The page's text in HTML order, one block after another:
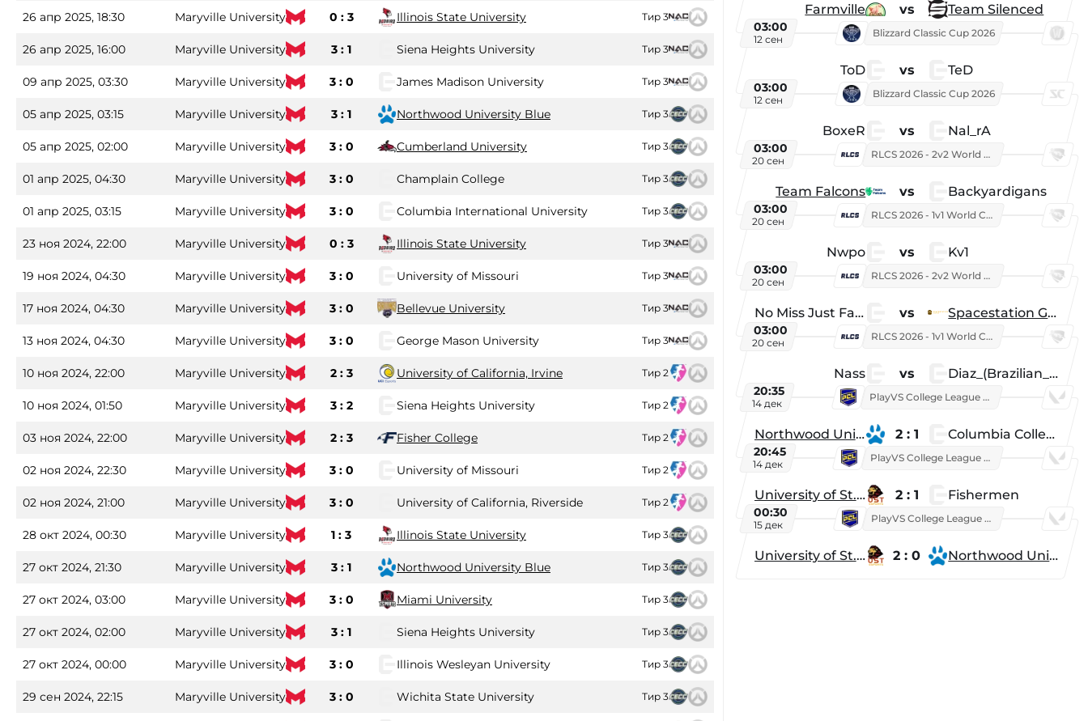
26 апр 2025, 18:30 Maryville University 0 : 3 Illinois State University Тир 3
26 апр 2025, 16:00 Maryville University 3 : 1 Siena Heights University Тир 3
09 апр 2025, 03:30 Maryville University 3 : 0 James Madison University Тир 3
05 апр 2025, 03:15 Maryville University 3 : 1 Northwood University Blue Тир 3
05 апр 2025, 02:00 Maryville University 3 : 0 Cumberland University Тир 3
01 апр 2025, 04:30 Maryville University 3 : 0 Champlain College Тир 3
01 апр 2025, 03:15 Maryville University 3 : 0 Columbia International University Тир 3
23 ноя 2024, 22:00 Maryville University 0 : 3 Illinois State University Тир 3
19 ноя 2024, 04:30 Maryville University 3 : 0 University of Missouri Тир 3
17 ноя 2024, 04:30 Maryville University 3 : 0 Bellevue University Тир 3
13 ноя 2024, 04:30 Maryville University 3 : 0 George Mason University Тир 3
10 ноя 2024, 22:00 Maryville University 2 : 3 University of California, Irvine Тир 2
10 ноя 2024, 01:50 Maryville University 3 : 2 Siena Heights University Тир 2
03 ноя 2024, 22:00 Maryville University 2 : 3 Fisher College Тир 2
02 ноя 2024, 22:30 Maryville University 3 : 0 University of Missouri Тир 2
02 ноя 2024, 21:00 Maryville University 3 : 0 University of California, Riverside Тир 2
28 окт 2024, 00:30 Maryville University 1 : 3 Illinois State University Тир 3
27 окт 2024, 21:30 Maryville University 3 : 1 Northwood University Blue Тир 3
27 окт 2024, 03:00 Maryville University 3 : 0 Miami University Тир 3
27 окт 2024, 02:00 Maryville University 3 : 1 Siena Heights University Тир 3
27 окт 2024, 00:00 Maryville University 3 : 0 Illinois Wesleyan University Тир 3
29 сен 2024, 22:15 Maryville University 3 : 0 Wichita State University Тир 3
Farmville vs Team Silenced
03:00
12 сен
Blizzard Classic Cup 2026
ToD vs TeD
03:00
12 сен
Blizzard Classic Cup 2026
BoxeR vs Nal_rA
03:00
20 сен
RLCS 2026 - 2v2 World Championship
Team Falcons vs Backyardigans
03:00
20 сен
RLCS 2026 - 1v1 World Championship
Nwpo vs Kv1
03:00
20 сен
RLCS 2026 - 2v2 World Championship
No Miss Just Fake vs Spacestation Gaming
03:00
20 сен
RLCS 2026 - 1v1 World Championship
Nass vs Diaz_(Brazilian_Player)
20:35
14 дек
PlayVS College League 2025: Fall
Northwood University 2 : 1 Columbia College
20:45
14 дек
PlayVS College League 2025: Fall
University of St. Thomas 2 : 1 Fishermen
00:30
15 дек
PlayVS College League 2025: Fall
University of St. Thomas 2 : 0 Northwood University